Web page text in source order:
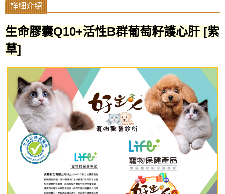
生命膠囊Q10+活性B群葡萄籽護心肝 [紫
草]